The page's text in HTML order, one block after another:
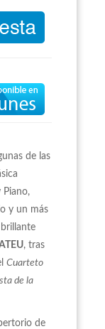
de las
Piano,
y un más
, tras
Cuarteto
de la
de